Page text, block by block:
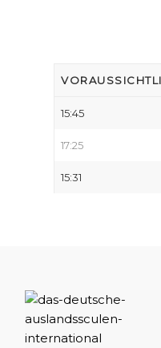
15:45
17:25
15:31